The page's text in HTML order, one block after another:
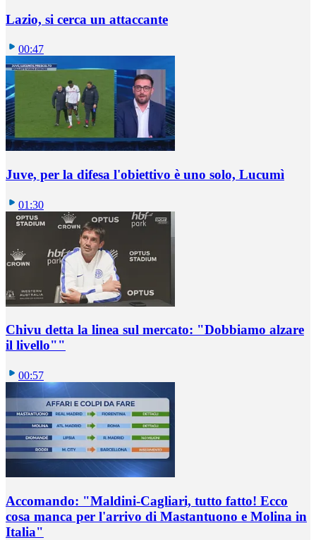
Lazio, si cerca un attaccante
00:47
Juve, per la difesa l'obiettivo è uno solo, Lucumì
01:30
Chivu detta la linea sul mercato: "Dobbiamo alzare
il livello""
00:57
Accomando: "Maldini-Cagliari, tutto fatto! Ecco
cosa manca per l'arrivo di Mastantuono e Molina in
Italia"